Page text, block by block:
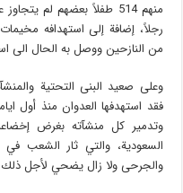
رجلاً، إضافة إلى استهدافه
من النازحين ووصل به الحال الى
وعلى صعيد البنى التحتية
فقد استهدفها العدوان منذ أول
وتدمير كل منشآته بغرض إخضاعه
السعودية، والتي ثار الشعب في
والجرحى ولا زال يضحي لأجل